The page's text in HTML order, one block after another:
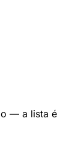
— a lista é